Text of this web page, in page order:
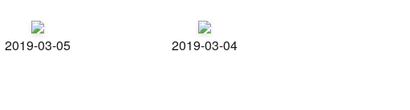
2019-03-05 2019-03-04